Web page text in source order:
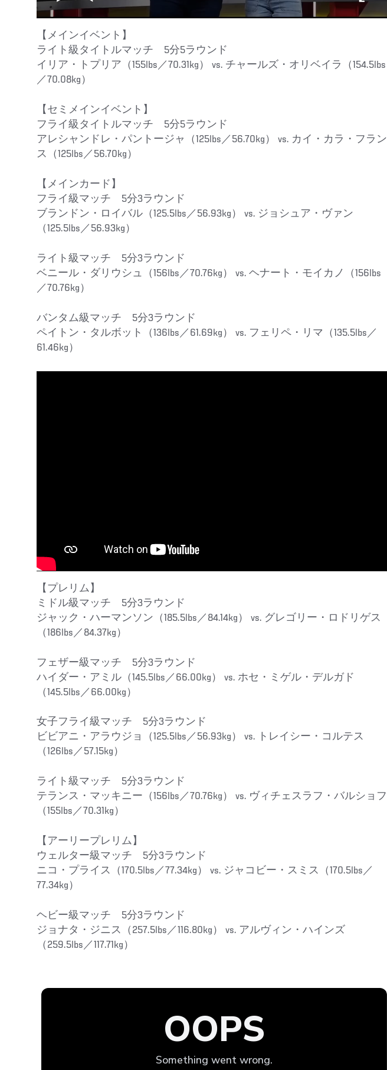
【メインイベント】
ライト級タイトルマッチ 5分5ラウンド
イリア・トプリア（155lbs／70.31kg） vs. チャールズ・オリベイラ（154.5lbs
／70.08kg）
【セミメインイベント】
フライ級タイトルマッチ 5分5ラウンド
アレシャンドレ・パントージャ（125lbs／56.70kg） vs. カイ・カラ・フラン
ス（125lbs／56.70kg）
【メインカード】
フライ級マッチ 5分3ラウンド
ブランドン・ロイバル（125.5lbs／56.93kg） vs. ジョシュア・ヴァン
（125.5lbs／56.93kg）
ライト級マッチ 5分3ラウンド
ベニール・ダリウシュ（156lbs／70.76kg） vs. ヘナート・モイカノ（156lbs
／70.76kg）
バンタム級マッチ 5分3ラウンド
ペイトン・タルボット（136lbs／61.69kg） vs. フェリペ・リマ（135.5lbs／
61.46kg）
【プレリム】
ミドル級マッチ 5分3ラウンド
ジャック・ハーマンソン（185.5lbs／84.14kg） vs. グレゴリー・ロドリゲス
（186lbs／84.37kg）
フェザー級マッチ 5分3ラウンド
ハイダー・アミル（145.5lbs／66.00kg） vs. ホセ・ミゲル・デルガド
（145.5lbs／66.00kg）
女子フライ級マッチ 5分3ラウンド
ビビアニ・アラウジョ（125.5lbs／56.93kg） vs. トレイシー・コルテス
（126lbs／57.15kg）
ライト級マッチ 5分3ラウンド
テランス・マッキニー（156lbs／70.76kg） vs. ヴィチェスラフ・バルショフ
（155lbs／70.31kg）
【アーリープレリム】
ウェルター級マッチ 5分3ラウンド
ニコ・プライス（170.5lbs／77.34kg） vs. ジャコビー・スミス（170.5lbs／
77.34kg）
ヘビー級マッチ 5分3ラウンド
ジョナタ・ジニス（257.5lbs／116.80kg） vs. アルヴィン・ハインズ
（259.5lbs／117.71kg）